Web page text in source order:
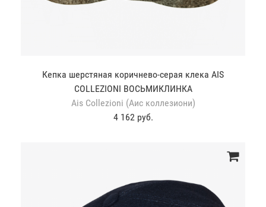
Кепка шерстяная коричнево-серая клека AIS
COLLEZIONI ВОСЬМИКЛИНКА
Ais Collezioni (Аис коллезиони)
4 162 руб.